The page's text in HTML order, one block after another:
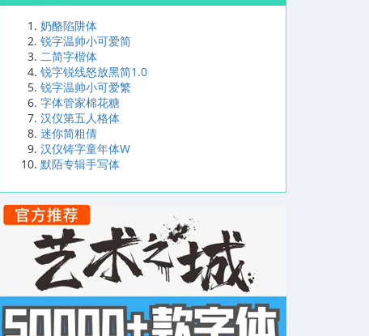
奶酪陷阱体
锐字温帅小可爱简
二简字楷体
锐字锐线怒放黑简1.0
锐字温帅小可爱繁
字体管家棉花糖
汉仪第五人格体
迷你简粗倩
汉仪铸字童年体W
默陌专辑手写体